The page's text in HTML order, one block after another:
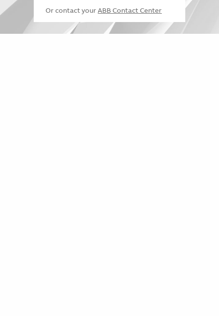
Or contact your ABB Contact Center